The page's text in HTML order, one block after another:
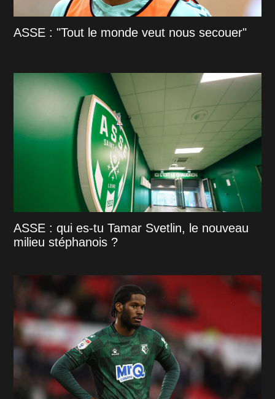
ASSE : "Tout le monde veut nous secouer"
ASSE : qui es-tu Tamar Svetlin, le nouveau
milieu stéphanois ?